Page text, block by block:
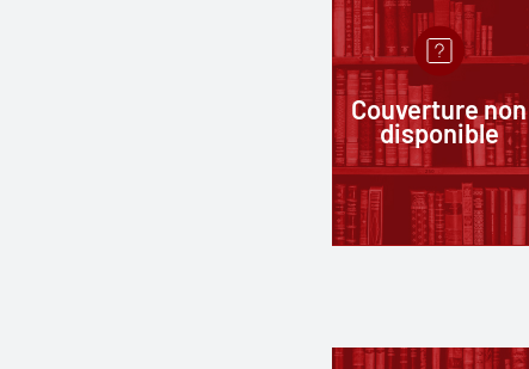
Couverture non
disponible